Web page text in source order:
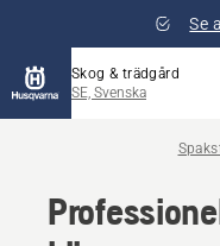
Se
Skog & trädgård
SE, Svenska